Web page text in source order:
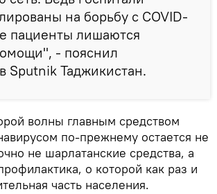
на борьбу с COVID-
пациенты лишаются
- пояснил
Sputnik Таджикистан.
волны главным средством
по-прежнему остается не
не шарлатанские средства, а
о которой как раз и
часть населения.